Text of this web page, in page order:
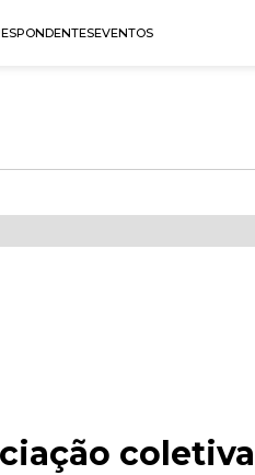
EVENTOS
coletiva